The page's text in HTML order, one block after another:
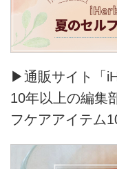
▶通販サイト「
10年以上の編集
フケアアイテム